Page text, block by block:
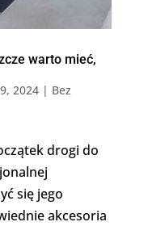
warto mieć,
2024| Bez
drogi do
się jego
akcesoria